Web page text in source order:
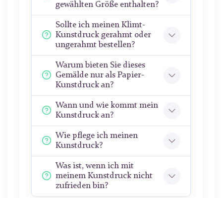
gewählten Größe enthalten?
Sollte ich meinen Klimt-
Kunstdruck gerahmt oder
ungerahmt bestellen?
Warum bieten Sie dieses
Gemälde nur als Papier-
Kunstdruck an?
Wann und wie kommt mein
Kunstdruck an?
Wie pflege ich meinen
Kunstdruck?
Was ist, wenn ich mit
meinem Kunstdruck nicht
zufrieden bin?